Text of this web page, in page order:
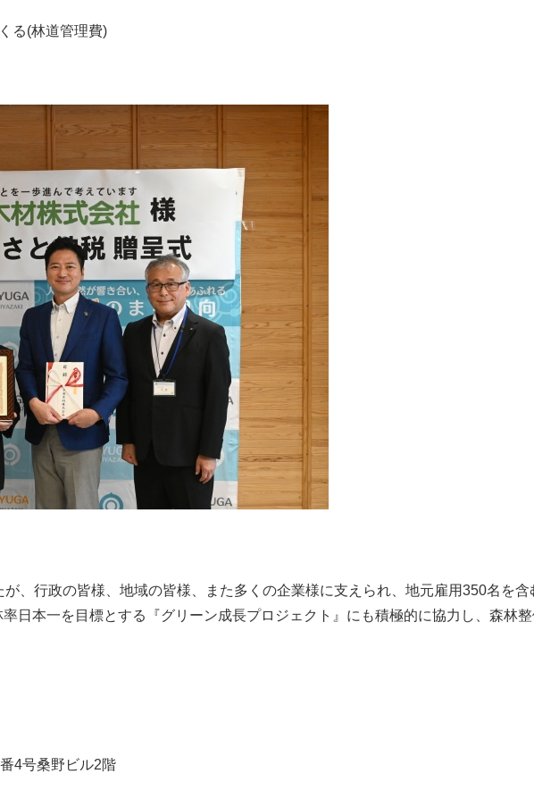
る(林道管理費)
、行政の皆様、地域の皆様、また多くの企業様に支えられ、地元雇用350名を
日本一を目標とする『グリーン成長プロジェクト』にも積極的に協力し、森林
4号桑野ビル2階